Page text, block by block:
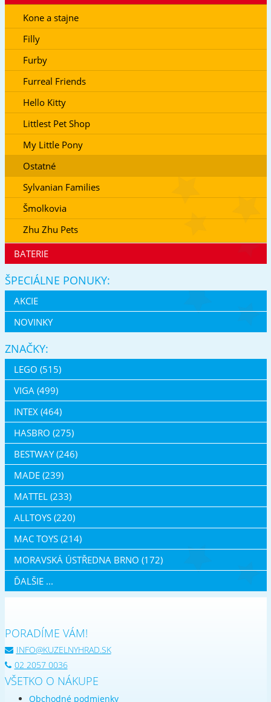
Kone a stajne
Filly
Furby
Furreal Friends
Hello Kitty
Littlest Pet Shop
My Little Pony
Ostatné
Sylvanian Families
Šmolkovia
Zhu Zhu Pets
BATERIE
ŠPECIÁLNE PONUKY:
AKCIE
NOVINKY
ZNAČKY:
LEGO (515)
VIGA (499)
INTEX (464)
HASBRO (275)
BESTWAY (246)
MADE (239)
MATTEL (233)
ALLTOYS (220)
MAC TOYS (214)
MORAVSKÁ ÚSTŘEDNA BRNO (172)
ĎALŠIE ...
PORADÍME VÁM!
INFO@KUZELNYHRAD.SK
02 2057 0036
VŠETKO O NÁKUPE
Obchodné podmienky